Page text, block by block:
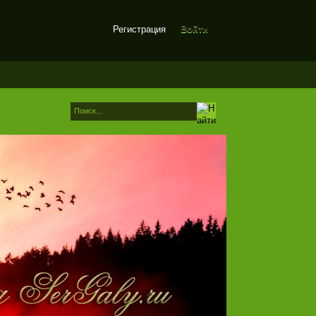
Регистрация Войти